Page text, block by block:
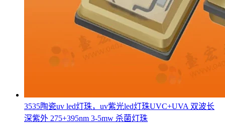
3535陶瓷uv led灯珠，uv紫光led灯珠UVC+UVA 双波长
深紫外 275+395nm 3-5mw 杀菌灯珠